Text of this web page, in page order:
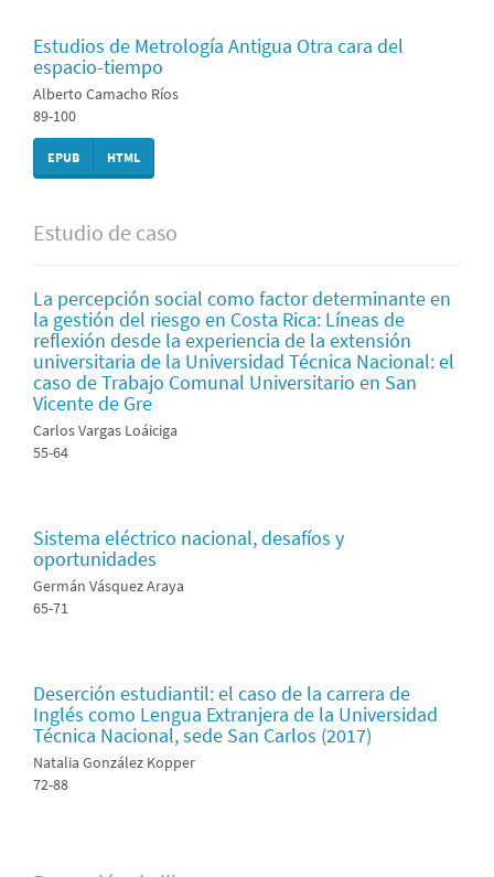
Estudios de Metrología Antigua Otra cara del
espacio-tiempo
Alberto Camacho Ríos
89-100
EPUB HTML
Estudio de caso
La percepción social como factor determinante en
la gestión del riesgo en Costa Rica: Líneas de
reflexión desde la experiencia de la extensión
universitaria de la Universidad Técnica Nacional: el
caso de Trabajo Comunal Universitario en San
Vicente de Gre
Carlos Vargas Loáiciga
55-64
Sistema eléctrico nacional, desafíos y
oportunidades
Germán Vásquez Araya
65-71
Deserción estudiantil: el caso de la carrera de
Inglés como Lengua Extranjera de la Universidad
Técnica Nacional, sede San Carlos (2017)
Natalia González Kopper
72-88